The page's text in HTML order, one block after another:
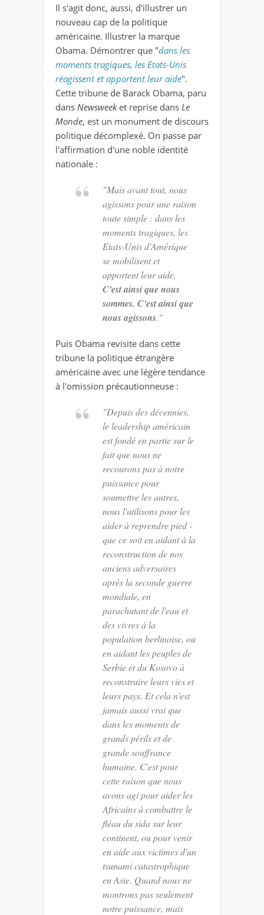
Il s'agit donc, aussi, d'illustrer un
nouveau cap de la politique
américaine. Illustrer la marque
Obama. Démontrer que "dans les
moments tragiques, les Etats-Unis
réagissent et apportent leur aide".
Cette tribune de Barack Obama, paru
dans Newsweek et reprise dans Le
Monde, est un monument de discours
politique décomplexé. On passe par
l'affirmation d'une noble identité
nationale :
"Mais avant tout, nous
agissons pour une raison
toute simple : dans les
moments tragiques, les
Etats-Unis d'Amérique
se mobilisent et
apportent leur aide.
C'est ainsi que nous
sommes. C'est ainsi que
nous agissons."
Puis Obama revisite dans cette
tribune la politique étrangère
américaine avec une légère tendance
à l'omission précautionneuse :
"Depuis des décennies,
le leadership américain
est fondéen partiesur le
fait que nous ne
recourons pas à notre
puissance pour
soumettre les autres,
nous l'utilisons pour les
aider à reprendre pied -
que ce soit en aidant à la
reconstruction de nos
anciens adversaires
après la seconde guerre
mondiale, en
parachutant de l'eau et
des vivres à la
population berlinoise, ou
en aidant les peuples de
Serbie et du Kosovo à
reconstruire leurs vies et
leurs pays. Et cela n'est
jamais aussi vrai que
dans les moments de
grands périls et de
grande souffrance
humaine. C'est pour
cette raison que nous
avons agi pour aider les
Africains à combattre le
fléau du sida sur leur
continent, ou pour venir
en aide aux victimes d'un
tsunami catastrophique
en Asie. Quand nous ne
montrons pas seulement
notre puissance, mais